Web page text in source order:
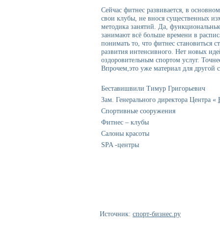
Сейчас фитнес развивается, в
свои клубы, не внося существенных
методика занятий. Да,
занимают всё больше времени в
понимать то, что фитнес становиться
развития интенсивного. Нет новых
оздоровительным спортом услуг.
Впрочем,это уже материал для другой
Беставишвили Тимур Григорьевич
Зам. Генерального директора Центра «
Спортивные сооружения
Фитнес – клубы
Салоны красоты
SPA -центры
Источник: спорт-бизнес.ру